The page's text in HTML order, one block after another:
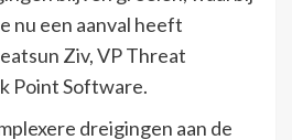
nu een aanval heeft
Ziv, VP Threat
Point Software.
dreigingen aan de